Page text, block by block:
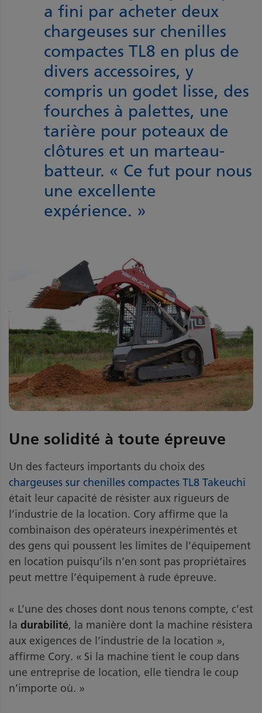
a fini par acheter deux
chargeuses sur chenilles
compactes TL8 en plus de
divers accessoires, y
compris un godet lisse, des
fourches à palettes, une
tarière pour poteaux de
clôtures et un marteau-
batteur. « Ce fut pour nous
une excellente
expérience. »
Une solidité à toute épreuve
Un des facteurs importants du choix des
chargeuses sur chenilles compactes TL8 Takeuchi
était leur capacité de résister aux rigueurs de
l’industrie de la location. Cory affirme que la
combinaison des opérateurs inexpérimentés et
des gens qui poussent les limites de l’équipement
en location puisqu’ils n’en sont pas propriétaires
peut mettre l’équipement à rude épreuve.
« L’une des choses dont nous tenons compte, c’est
la durabilité, la manière dont la machine résistera
aux exigences de l’industrie de la location »,
affirme Cory. « Si la machine tient le coup dans
une entreprise de location, elle tiendra le coup
n’importe où. »